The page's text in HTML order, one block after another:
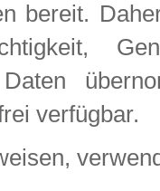
bereit.
Daten
verfügbar.